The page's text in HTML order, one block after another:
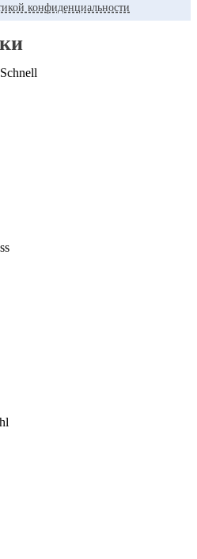
конфиденциальности